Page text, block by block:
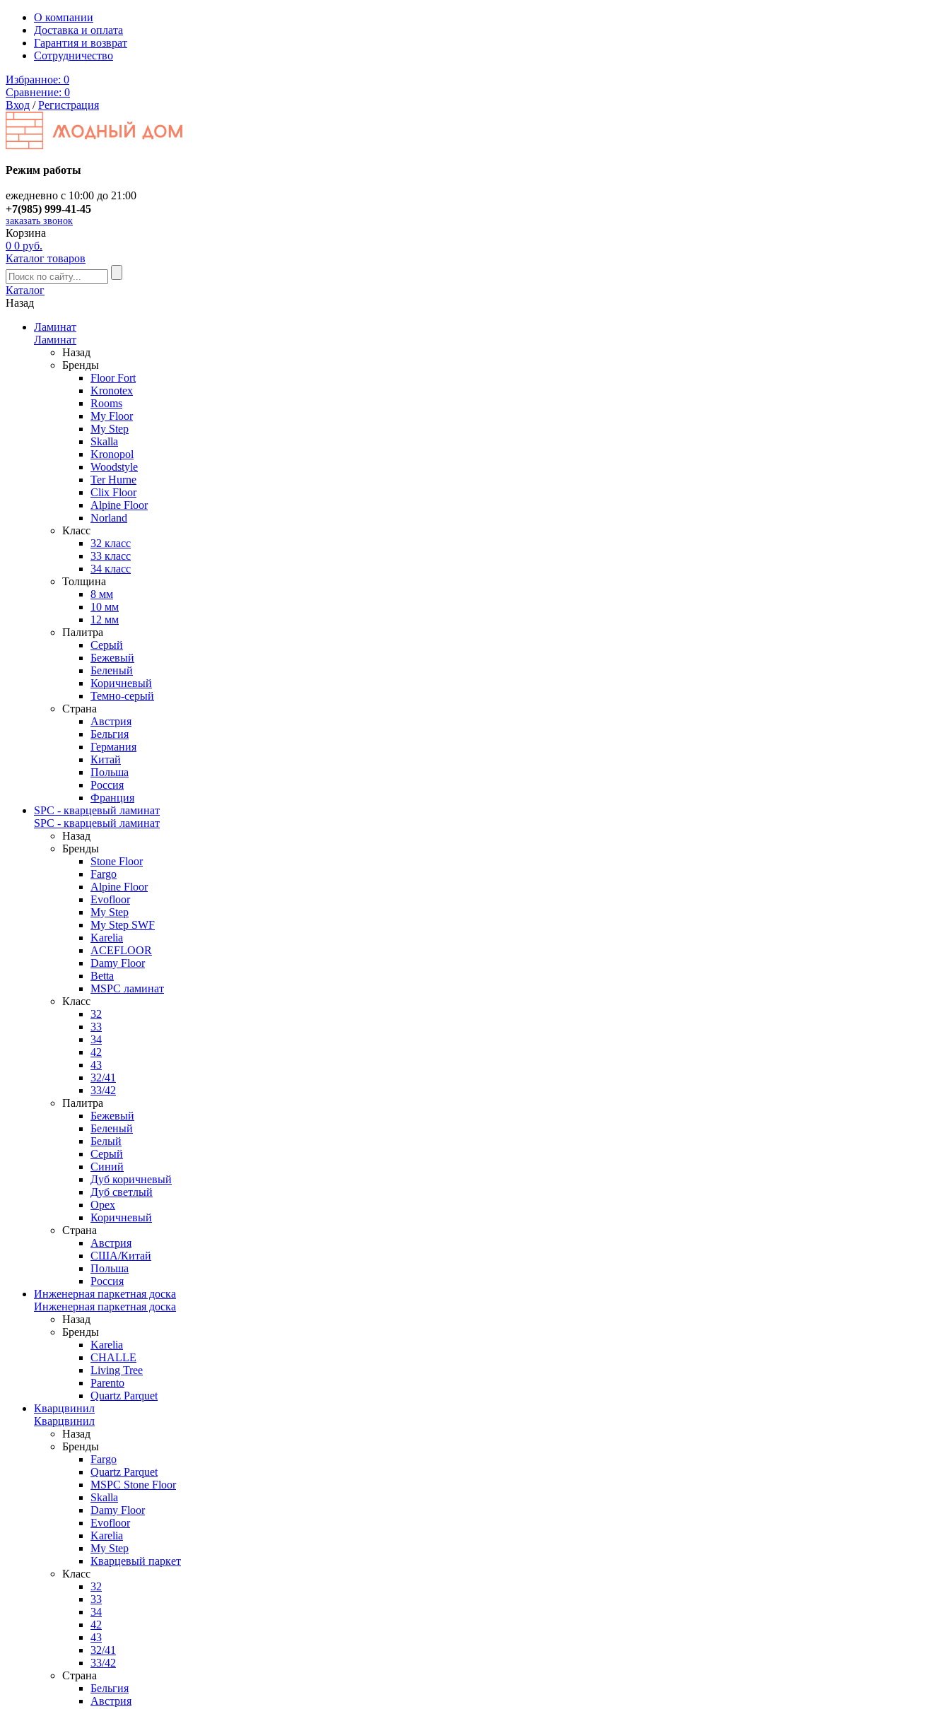
О компании
Доставка и оплата
Гарантия и возврат
Сотрудничество
Избранное: 0
Сравнение: 0
Вход /Регистрация
Режим работы
ежедневно с 10:00 до 21:00
+7(985) 999-41-45
заказать звонок
Корзина
0 0 руб.
Каталог товаров
Каталог
Назад
Ламинат
Ламинат
Назад
Бренды
Floor Fort
Kronotex
Rooms
My Floor
My Step
Skalla
Kronopol
Woodstyle
Ter Hurne
Clix Floor
Alpine Floor
Norland
Класс
32 класс
33 класс
34 класс
Толщина
8 мм
10 мм
12 мм
Палитра
Серый
Бежевый
Беленый
Коричневый
Темно-серый
Страна
Австрия
Бельгия
Германия
Китай
Польша
Россия
Франция
SPC - кварцевый ламинат
SPC - кварцевый ламинат
Назад
Бренды
Stone Floor
Fargo
Alpine Floor
Evofloor
My Step
My Step SWF
Karelia
ACEFLOOR
Damy Floor
Betta
MSPC ламинат
Класс
32
33
34
42
43
32/41
33/42
Палитра
Бежевый
Беленый
Белый
Серый
Синий
Дуб коричневый
Дуб светлый
Орех
Коричневый
Страна
Австрия
США/Китай
Польша
Россия
Инженерная паркетная доска
Инженерная паркетная доска
Назад
Бренды
Karelia
CHALLE
Living Tree
Parento
Quartz Parquet
Кварцвинил
Кварцвинил
Назад
Бренды
Fargo
Quartz Parquet
MSPC Stone Floor
Skalla
Damy Floor
Evofloor
Karelia
My Step
Кварцевый паркет
Класс
32
33
34
42
43
32/41
33/42
Страна
Бельгия
Австрия